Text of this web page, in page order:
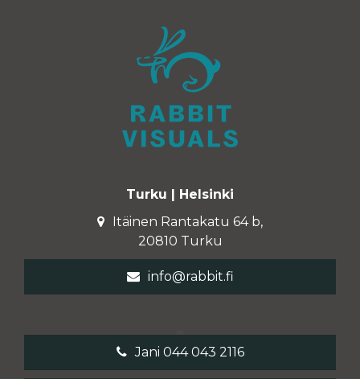
Turku | Helsinki
Itäinen Rantakatu 64 b,
20810 Turku
info@rabbit.fi
Jani 044 043 2116